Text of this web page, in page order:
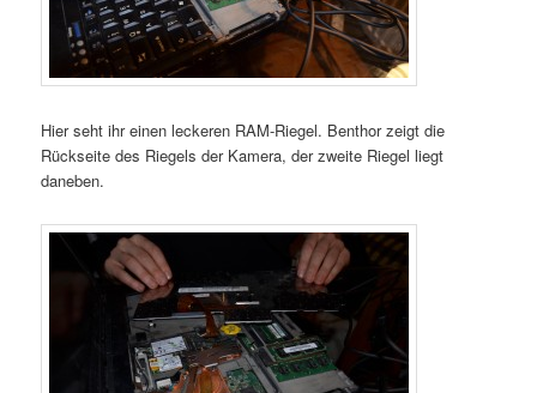
Hier seht ihr einen leckeren RAM-Riegel. Benthor zeigt die
Rückseite des Riegels der Kamera, der zweite Riegel liegt
daneben.